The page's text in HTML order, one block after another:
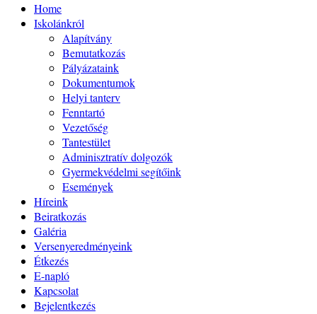
Home
Iskolánkról
Alapítvány
Bemutatkozás
Pályázataink
Dokumentumok
Helyi tanterv
Fenntartó
Vezetőség
Tantestület
Adminisztratív dolgozók
Gyermekvédelmi segítőink
Események
Híreink
Beiratkozás
Galéria
Versenyeredményeink
Étkezés
E-napló
Kapcsolat
Bejelentkezés